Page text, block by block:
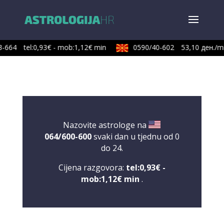
664 tel:0,93€ - mob:1,12€ min 0590/40-602 53,10 ден./
Nazovite astrologe na
064/600-600svaki dan u tjednu od 0
do 24.
Cijena razgovora: tel:0,93€ -
mob:1,12€ min .